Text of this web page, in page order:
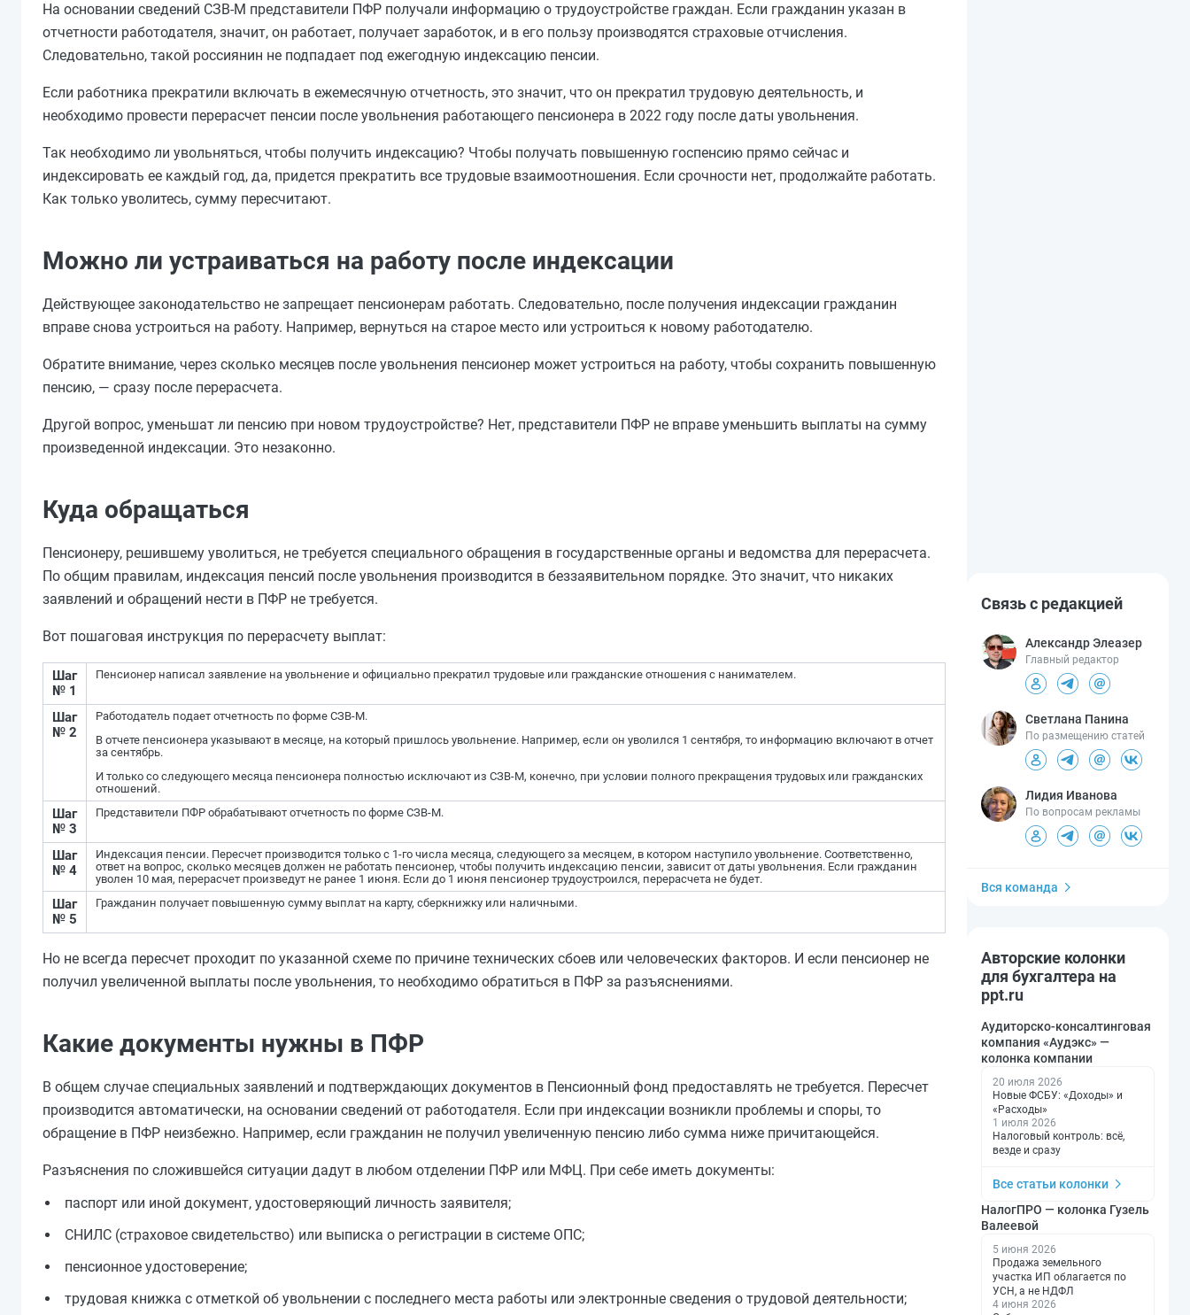
На основании сведений СЗВ-М представители ПФР получали информацию о трудоустройстве граждан. Если гражданин указан в
отчетности работодателя, значит, он работает, получает заработок, и в его пользу производятся страховые отчисления.
Следовательно, такой россиянин не подпадает под ежегодную индексацию пенсии.
Если работника прекратили включать в ежемесячную отчетность, это значит, что он прекратил трудовую деятельность, и
необходимо провести перерасчет пенсии после увольнения работающего пенсионера в 2022 году после даты увольнения.
Так необходимо ли увольняться, чтобы получить индексацию? Чтобы получать повышенную госпенсию прямо сейчас и
индексировать ее каждый год, да, придется прекратить все трудовые взаимоотношения. Если срочности нет, продолжайте работать.
Как только уволитесь, сумму пересчитают.
Можно ли устраиваться на работу после индексации
Действующее законодательство не запрещает пенсионерам работать. Следовательно, после получения индексации гражданин
вправе снова устроиться на работу. Например, вернуться на старое место или устроиться к новому работодателю.
Обратите внимание, через сколько месяцев после увольнения пенсионер может устроиться на работу, чтобы сохранить повышенную
пенсию, — сразу после перерасчета.
Другой вопрос, уменьшат ли пенсию при новом трудоустройстве? Нет, представители ПФР не вправе уменьшить выплаты на сумму
произведенной индексации. Это незаконно.
Куда обращаться
Пенсионеру, решившему уволиться, не требуется специального обращения в государственные органы и ведомства для перерасчета.
По общим правилам, индексация пенсий после увольнения производится в беззаявительном порядке. Это значит, что никаких
заявлений и обращений нести в ПФР не требуется.
Вот пошаговая инструкция по перерасчету выплат:
Шаг
№ 1
Пенсионер написал заявление на увольнение и официально прекратил трудовые или гражданские отношения с нанимателем.
Шаг
№ 2
Работодатель подает отчетность по форме СЗВ-М.
В отчете пенсионера указывают в месяце, на который пришлось увольнение. Например, если он уволился 1 сентября, то информацию включают в отчет
за сентябрь.
И только со следующего месяца пенсионера полностью исключают из СЗВ-М, конечно, при условии полного прекращения трудовых или гражданских
отношений.
Шаг
№ 3
Представители ПФР обрабатывают отчетность по форме СЗВ-М.
Шаг
№ 4
Индексация пенсии. Пересчет производится только с 1-го числа месяца, следующего за месяцем, в котором наступило увольнение. Соответственно,
ответ на вопрос, сколько месяцев должен не работать пенсионер, чтобы получить индексацию пенсии, зависит от даты увольнения. Если гражданин
уволен 10 мая, перерасчет произведут не ранее 1 июня. Если до 1 июня пенсионер трудоустроился, перерасчета не будет.
Шаг
№ 5
Гражданин получает повышенную сумму выплат на карту, сберкнижку или наличными.
Но не всегда пересчет проходит по указанной схеме по причине технических сбоев или человеческих факторов. И если пенсионер не
получил увеличенной выплаты после увольнения, то необходимо обратиться в ПФР за разъяснениями.
Какие документы нужны в ПФР
В общем случае специальных заявлений и подтверждающих документов в Пенсионный фонд предоставлять не требуется. Пересчет
производится автоматически, на основании сведений от работодателя. Если при индексации возникли проблемы и споры, то
обращение в ПФР неизбежно. Например, если гражданин не получил увеличенную пенсию либо сумма ниже причитающейся.
Разъяснения по сложившейся ситуации дадут в любом отделении ПФР или МФЦ. При себе иметь документы:
паспорт или иной документ, удостоверяющий личность заявителя;
СНИЛС (страховое свидетельство) или выписка о регистрации в системе ОПС;
пенсионное удостоверение;
трудовая книжка с отметкой об увольнении с последнего места работы или электронные сведения о трудовой деятельности;
Связь с редакцией
Александр Элеазер
Главный редактор
Светлана Панина
По размещению статей
Лидия Иванова
По вопросам рекламы
Вся команда
Авторские колонки
для бухгалтера на
ppt.ru
Аудиторско-консалтинговая
компания «Аудэкс» —
колонка компании
20 июля 2026
Новые ФСБУ: «Доходы» и
«Расходы»
1 июля 2026
Налоговый контроль: всё,
везде и сразу
Все статьи колонки
НалогПРО — колонка Гузель
Валеевой
5 июня 2026
Продажа земельного
участка ИП облагается по
УСН, а не НДФЛ
4 июня 2026